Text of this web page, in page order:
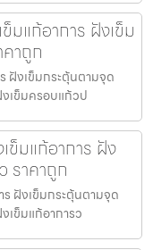
มแก้อาการ ฝังเข็ม
าถูก
ฝังเข็มกระตุ้นตามจุด
งเข็มครอบแก้วป
ข็มแก้อาการ ฝัง
ราคาถูก
ฝังเข็มกระตุ้นตามจุด
เข็มแก้อาการว